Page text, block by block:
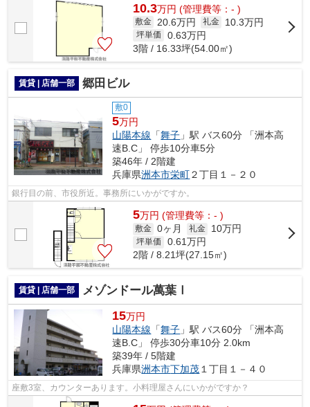
10.3万円 (管理費等：- )
敷金 20.6万円 礼金 10.3万円
坪単価 0.63万円
3階 / 16.33坪(54.00㎡)
賃貸 | 店舗一部 郷田ビル
敷0
5万円
山陽本線 「舞子 」駅 バス60分 「洲本高
速B.C」 停歩10分車5分
築46年 / 2階建
兵庫県洲本市栄町２丁目１－２０
銀行目の前、市役所近。事務所にいかがですか。
5万円 (管理費等：- )
敷金 0ヶ月 礼金 10万円
坪単価 0.61万円
2階 / 8.21坪(27.15㎡)
賃貸 | 店舗一部 メゾンドール萬葉Ⅰ
15万円
山陽本線 「舞子 」駅 バス60分 「洲本高
速B.C」 停歩30分車10分 2.0km
築39年 / 5階建
兵庫県洲本市下加茂 １丁目１－４０
座敷3室、カウンターあります。小料理屋さんにいかがですか？